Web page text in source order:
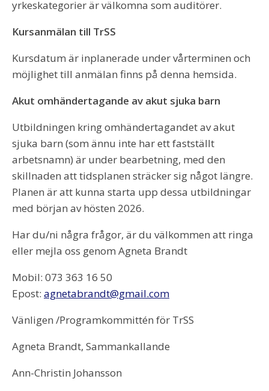
yrkeskategorier är välkomna som auditörer.
Kursanmälan till TrSS
Kursdatum är inplanerade under vårterminen och
möjlighet till anmälan finns på denna hemsida.
Akut omhändertagande av akut sjuka barn
Utbildningen kring omhändertagandet av akut
sjuka barn (som ännu inte har ett fastställt
arbetsnamn) är under bearbetning, med den
skillnaden att tidsplanen sträcker sig något längre.
Planen är att kunna starta upp dessa utbildningar
med början av hösten 2026.
Har du/ni några frågor, är du välkommen att ringa
eller mejla oss genom Agneta Brandt
Mobil: 073 363 16 50
Epost: agnetabrandt@gmail.com
Vänligen /Programkommittén för TrSS
Agneta Brandt, Sammankallande
Ann-Christin Johansson